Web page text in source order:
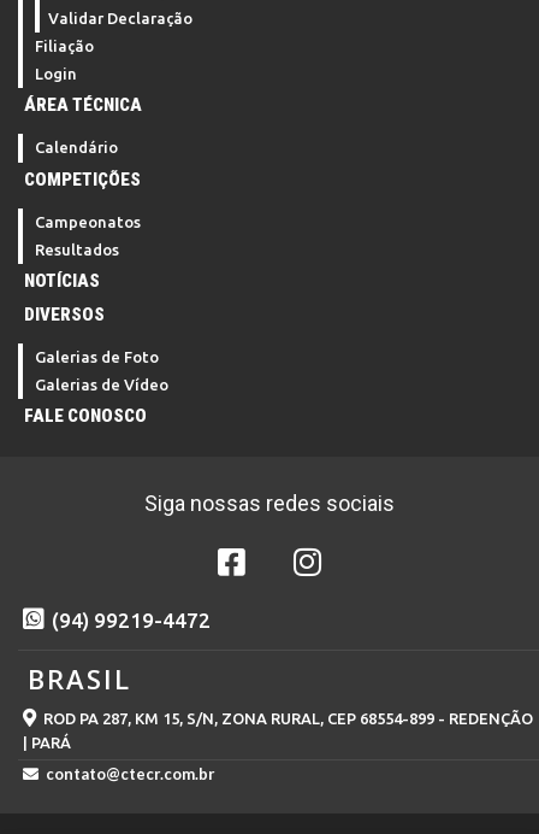
Validar Declaração
Filiação
Login
ÁREA TÉCNICA
Calendário
COMPETIÇÕES
Campeonatos
Resultados
NOTÍCIAS
DIVERSOS
Galerias de Foto
Galerias de Vídeo
FALE CONOSCO
Siga nossas redes sociais
(94) 99219-4472
BRASIL
ROD PA 287, KM 15, S/N, ZONA RURAL, CEP 68554-899 - REDENÇÃO
| PARÁ
contato@ctecr.com.br